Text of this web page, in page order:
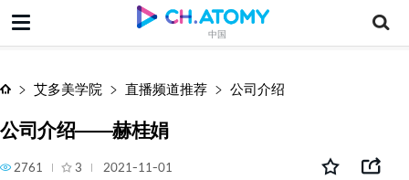
中国
公司介绍——赫桂娟
艾多美学院 直播频道推荐 公司介绍
公司介绍——赫桂娟
2761 3 2021-11-01